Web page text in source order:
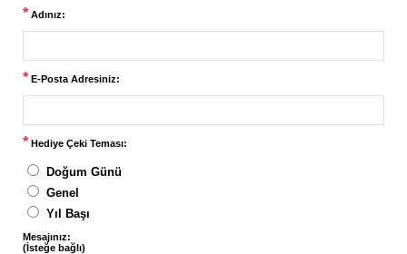
* Adınız:
* E-Posta Adresiniz:
* Hediye Çeki Teması:
Doğum Günü
Genel
Yıl Başı
Mesajınız:
(İsteğe bağlı)